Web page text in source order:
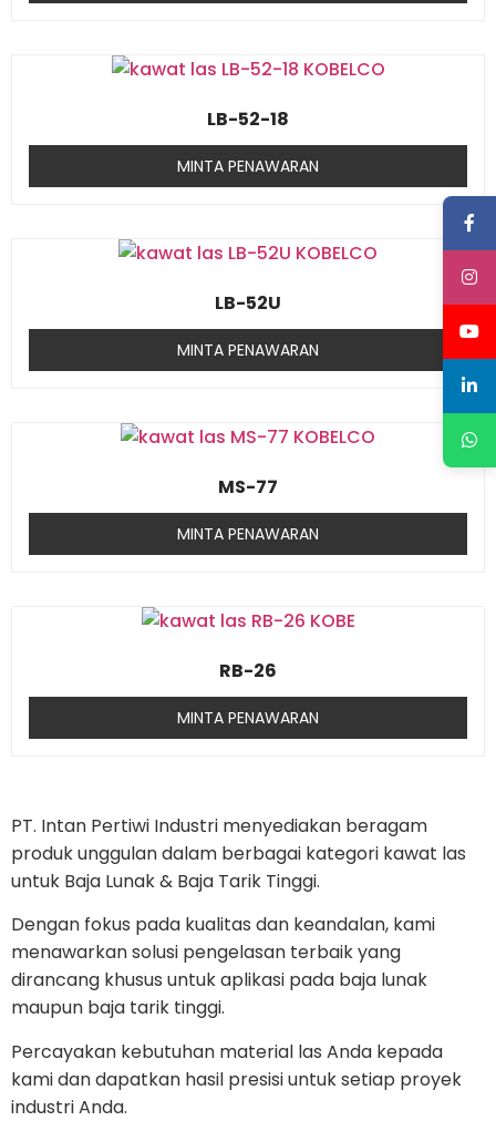
LB-52-18
MINTA PENAWARAN
LB-52U
MINTA PENAWARAN
MS-77
MINTA PENAWARAN
RB-26
MINTA PENAWARAN
PT. Intan Pertiwi Industri menyediakan beragam
produk unggulan dalam berbagai kategori kawat las
untuk Baja Lunak & Baja Tarik Tinggi.
Dengan fokus pada kualitas dan keandalan, kami
menawarkan solusi pengelasan terbaik yang
dirancang khusus untuk aplikasi pada baja lunak
maupun baja tarik tinggi.
Percayakan kebutuhan material las Anda kepada
kami dan dapatkan hasil presisi untuk setiap proyek
industri Anda.